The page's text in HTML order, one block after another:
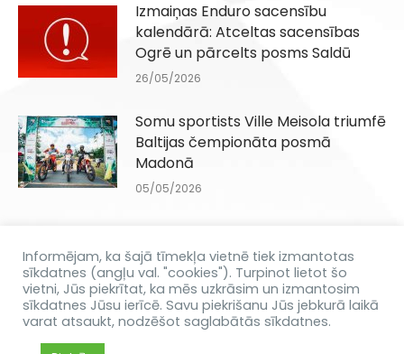
Izmaiņas Enduro sacensību
kalendārā: Atceltas sacensības
Ogrē un pārcelts posms Saldū
26/05/2026
Somu sportists Ville Meisola triumfē
Baltijas čempionāta posmā
Madonā
05/05/2026
čempionāts enduro
29/04/2026
Informējam, ka šajā tīmekļa vietnē tiek izmantotas
sīkdatnes (angļu val. "cookies"). Turpinot lietot šo
vietni, Jūs piekrītat, ka mēs uzkrāsim un izmantosim
sīkdatnes Jūsu ierīcē. Savu piekrišanu Jūs jebkurā laikā
varat atsaukt, nodzēšot saglabātās sīkdatnes.